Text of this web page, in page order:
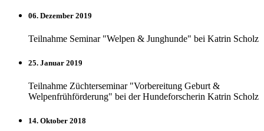
06. Dezember 2019
Teilnahme Seminar "Welpen & Junghunde" bei Katrin Scholz
25. Januar 2019
Teilnahme Züchterseminar "Vorbereitung Geburt &
Welpenfrühförderung" bei der Hundeforscherin Katrin Scholz
14. Oktober 2018